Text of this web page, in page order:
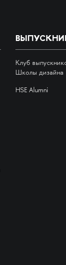
Клуб
Школы дизайна
HSE Alumni